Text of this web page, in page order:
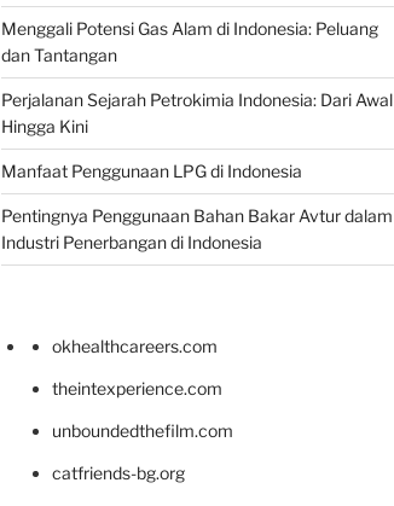
Menggali Potensi Gas Alam di Indonesia: Peluang
dan Tantangan
Perjalanan Sejarah Petrokimia Indonesia: Dari Awal
Hingga Kini
Manfaat Penggunaan LPG di Indonesia
Pentingnya Penggunaan Bahan Bakar Avtur dalam
Industri Penerbangan di Indonesia
okhealthcareers.com
theintexperience.com
unboundedthefilm.com
catfriends-bg.org